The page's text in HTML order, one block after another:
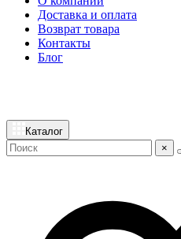
Доставка и оплата
Возврат товара
Контакты
Блог
Каталог
×